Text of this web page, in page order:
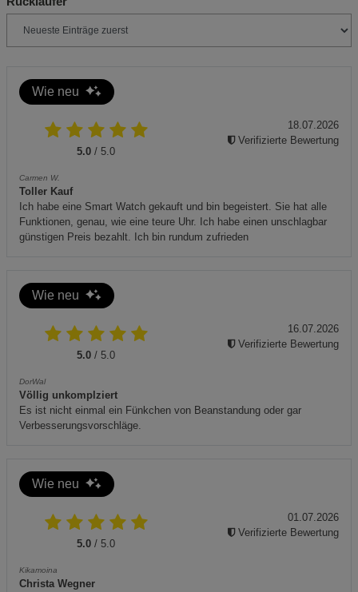
Wie neu
5.0 / 5.0
Carmen W.
Toller Kauf
Ich habe eine Smart Watch gekauft und bin begeistert. Sie hat alle
Funktionen, genau, wie eine teure Uhr. Ich habe einen unschlagbar
günstigen Preis bezahlt. Ich bin rundum zufrieden
18.07.2026
Verifizierte Bewertung
Wie neu
5.0 / 5.0
DorWal
Völlig unkomplziert
Es ist nicht einmal ein Fünkchen von Beanstandung oder gar
Verbesserungsvorschläge.
16.07.2026
Verifizierte Bewertung
Wie neu
5.0 / 5.0
Kikamoina
Christa Wegner
01.07.2026
Verifizierte Bewertung
Cookie-Informationenanzeigen
Funktionale Cookies (1)
anzeigen
Statistik Cookies (2)
Beschreibung Statistik Cookies
Cookie-Informationenanzeigen
Marketing Cookies (3)
Beschreibung Marketing Cookies
Cookie-Informationen anzeigen